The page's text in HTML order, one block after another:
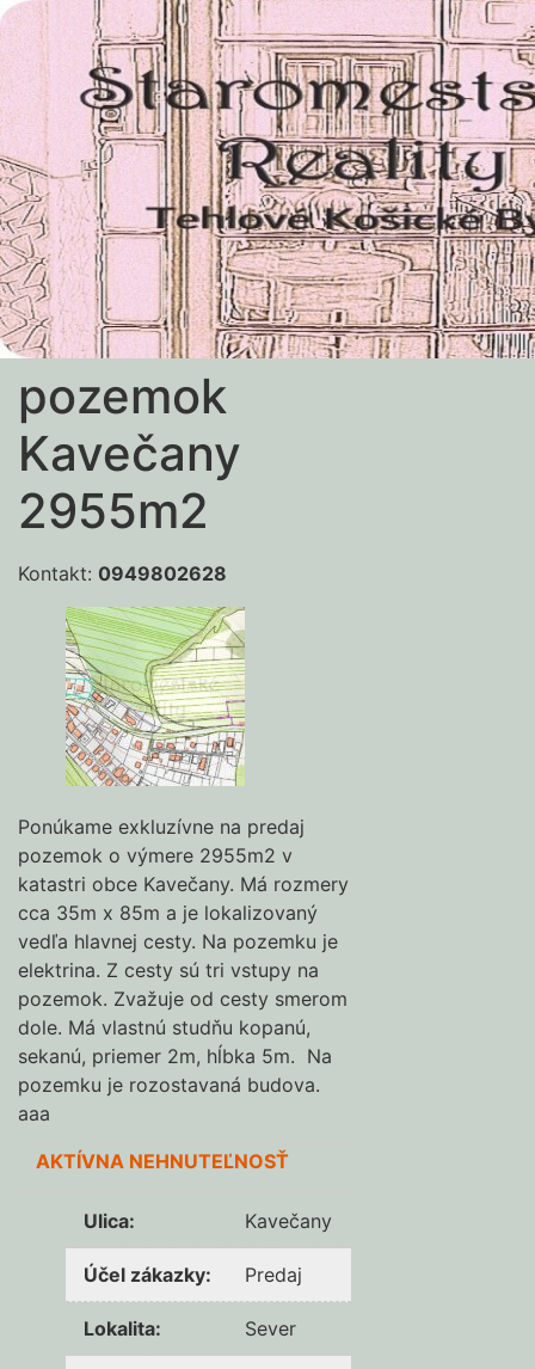
pozemok
Kavečany
2955m2
Kontakt: 0949802628
Ponúkame exkluzívne na predaj
pozemok o výmere 2955m2 v
katastri obce Kavečany. Má rozmery
cca 35m x 85m a je lokalizovaný
vedľa hlavnej cesty. Na pozemku je
elektrina. Z cesty sú tri vstupy na
pozemok. Zvažuje od cesty smerom
dole. Má vlastnú studňu kopanú,
sekanú, priemer 2m, hĺbka 5m. Na
pozemku je rozostavaná budova.
aaa
AKTÍVNA NEHNUTEĽNOSŤ
Ulica: Kavečany
Účel zákazky: Predaj
Lokalita: Sever